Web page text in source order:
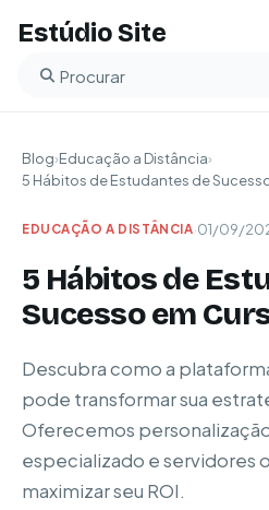
Estúdio Site
Buscar no blog
Blog›Educação a Distância›
5 Hábitos de Estudantes de Sucesso
EDUCAÇÃO A DISTÂNCIA·01/09/
5 Hábitos de
Sucesso em
Descubra como a
pode transformar sua
Oferecemos
especializado e servidores
maximizar seu ROI.